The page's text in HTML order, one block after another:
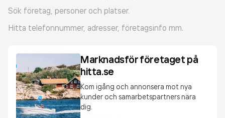
Sök företag, personer och platser.
Hitta telefonnummer, adresser, företagsinfo mm.
Marknadsför företaget på
hitta.se
Kom igång och annonsera mot nya
kunder och samarbetspartners nära
dig.